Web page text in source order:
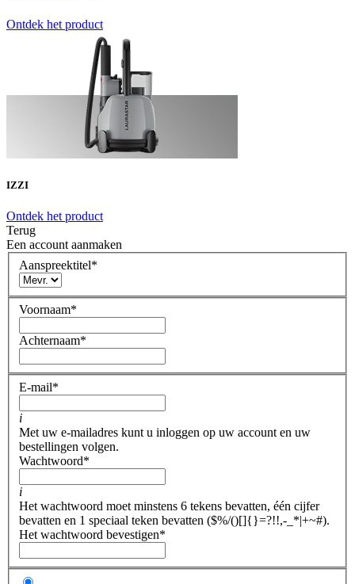
Ontdek het product
IZZI
Ontdek het product
Terug
Een account aanmaken
Aanspreektitel*
Voornaam*
Achternaam*
E-mail*
i
Met uw e-mailadres kunt u inloggen op uw account en uw
bestellingen volgen.
Wachtwoord*
i
Het wachtwoord moet minstens 6 tekens bevatten, één cijfer
bevatten en 1 speciaal teken bevatten ($%/()[]{}=?!!,-_*|+~#).
Het wachtwoord bevestigen*